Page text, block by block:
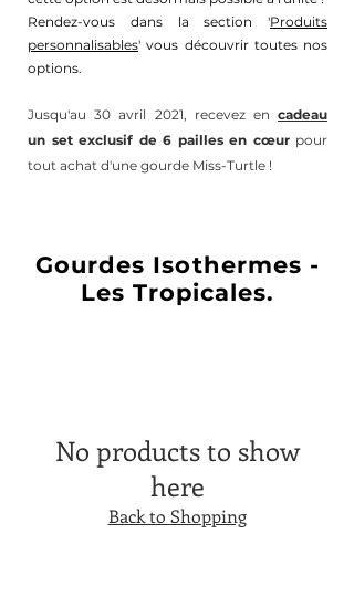
Rendez-vous dans la section 'Produits
personnalisables' vous découvrir toutes nos
options.
Jusqu'au 30 avril 2021, recevez en cadeau
un set exclusif de 6 pailles en cœurpour
tout achat d'une gourde Miss-Turtle !
Gourdes Isothermes -
Les Tropicales.
No products to show
here
Back to Shopping